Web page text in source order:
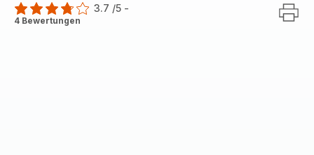
ratings.3.7
3.7 /5 -
4 Bewertungen